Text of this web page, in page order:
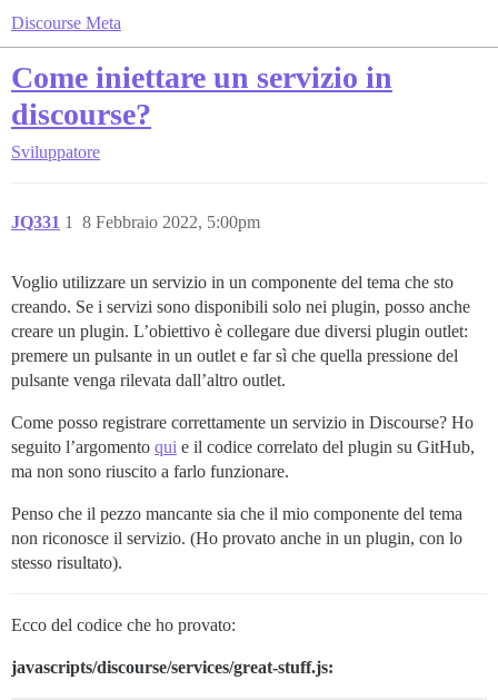
Discourse Meta
Come iniettare un servizio in
discourse?
Sviluppatore
JQ331 8 Febbraio 2022, 5:00pm
1
Voglio utilizzare un servizio in un componente del tema che sto
creando. Se i servizi sono disponibili solo nei plugin, posso anche
creare un plugin. L’obiettivo è collegare due diversi plugin outlet:
premere un pulsante in un outlet e far sì che quella pressione del
pulsante venga rilevata dall’altro outlet.
Come posso registrare correttamente un servizio in Discourse? Ho
seguito l’argomento qui e il codice correlato del plugin su GitHub,
ma non sono riuscito a farlo funzionare.
Penso che il pezzo mancante sia che il mio componente del tema
non riconosce il servizio. (Ho provato anche in un plugin, con lo
stesso risultato).
Ecco del codice che ho provato:
javascripts/discourse/services/great-stuff.js: